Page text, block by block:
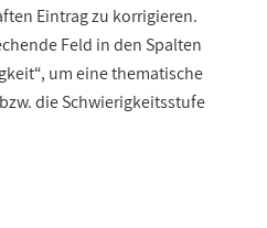
Eintrag zu korrigieren.
Feld in den Spalten
um eine thematische
die Schwierigkeitsstufe